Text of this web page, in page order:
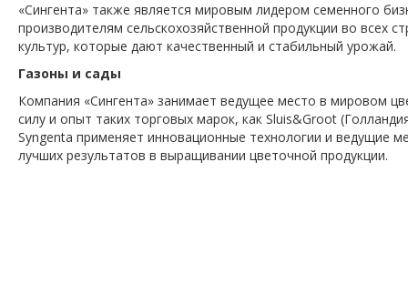
«Сингента» также является мировым лидером семенного
производителям сельскохозяйственной продукции во всех
культур, которые дают качественный и стабильный урожай.
Газоны и сады
Компания «Сингента» занимает ведущее место в мировом
силу и опыт таких торговых марок, как Sluis&Groot
Syngenta применяет инновационные технологии и ведущие
лучших результатов в выращивании цветочной продукции.